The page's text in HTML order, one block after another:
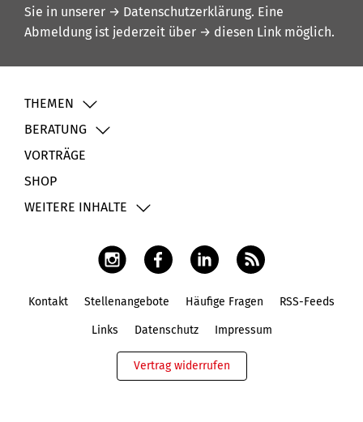
Sie in unserer → Datenschutzerklärung. Eine
Abmeldung ist jederzeit über → diesen Link möglich.
THEMEN
BERATUNG
VORTRÄGE
SHOP
WEITERE INHALTE
Kontakt Stellenangebote Häufige Fragen RSS-Feeds
Links Datenschutz Impressum
Vertrag widerrufen